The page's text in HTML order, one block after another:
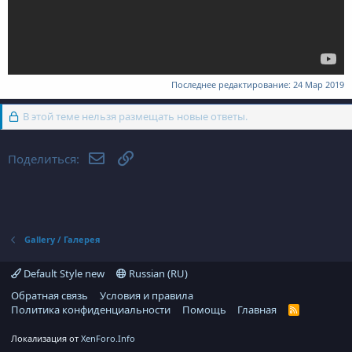
Последнее редактирование: 24 Мар 2019
В этой теме нельзя размещать новые ответы.
Поделиться: Электронная почта
Gallery / Галерея
Default Style new
Russian (RU)
Обратная связь
Условия и правила
Политика конфиденциальности
Помощь Главная
R
Локализация от XenForo.Info